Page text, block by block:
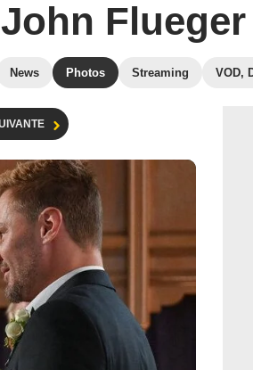
Flueger
News Photos Streaming VOD,